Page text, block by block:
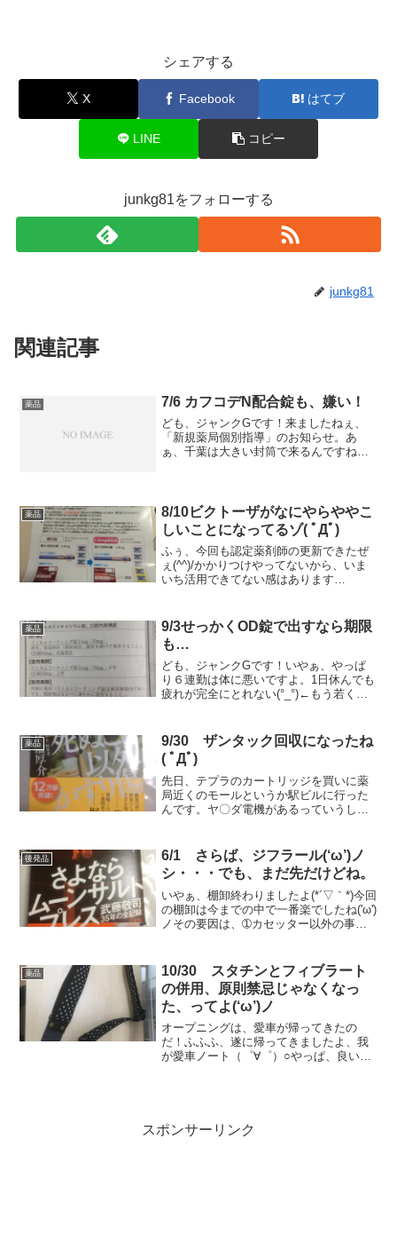
シェアする
X Facebook はてブ
LINE コピー
junkg81をフォローする
junkg81
関連記事
薬品 7/6 カフコデN配合錠も、嫌い！
ども、ジャンクGです！来ましたねぇ、
「新規薬局個別指導」のお知らせ。あ
ぁ、千葉は大きい封筒で来るんですね。
が、薬局長およびエリアマネー...
薬品
8/10ビクトーザがなにやらややこ
しいことになってるゾ( ﾟДﾟ)
ふぅ、今回も認定薬剤師の更新できたぜ
ぇ(^^)/かかりつけやってないから、いま
いち活用できてない感はあります
ぜ！って話。遂に、遂に、見ましたぜ！
「有田と週刊プロレスと」...
薬品
9/3せっかくOD錠で出すなら期限
も…
ども、ジャンクGです！いやぁ、やっぱ
り６連勤は体に悪いですよ。1日休んでも
疲れが完全にとれない(°_°)←もう若くな
したが、昨日届いた書類で、気が変わり
ました！何かとい...
薬品
9/30 ザンタック回収になったね
( ﾟДﾟ)
先日、テプラのカートリッジを買いに薬
局近くのモールというか駅ビルに行った
んです。ヤ〇ダ電機があるっていうし、
イマイチというか、空きスペースがたく
さんあって、さび...
後発品
6/1 さらば、ジフラール(‘ω’)ノ
シ・・・でも、まだ先だけどね。
いやぁ、棚卸終わりましたよ(*´▽｀*)今回
の棚卸は今までの中で一番楽でしたね('ω')
ノその要因は、➀カセッター以外の事前
品0。➃計数日当日、薬剤師の応援者
GET！＆...
薬品
10/30 スタチンとフィブラート
の併用、原則禁忌じゃなくなっ
た、ってよ(‘ω’)ノ
オープニングは、愛車が帰ってきたの
だ！ふふふ、遂に帰ってきましたよ、我
が愛車ノート（゜∀゜）○やっぱ、良いで
スポンサーリンク